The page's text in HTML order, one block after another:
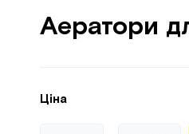
Аератори
Ціна